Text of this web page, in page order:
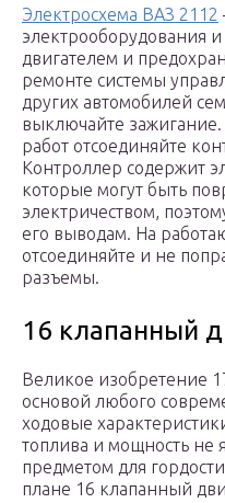
Электросхема ВАЗ 2112
электрооборудования
двигателем и
ремонте системы
других автомобилей
выключайте
работ отсоединяйте
Контроллер содержит
которые могут быть
электричеством,
его выводам. На
отсоединяйте и не
разъемы.
16 клапанный
Великое изобретение
основой любого
ходовые
топлива и мощность не
предметом для
плане 16 клапанный